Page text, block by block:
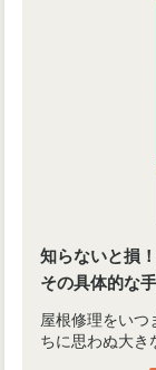
知らないと損
その具体的な
屋根修理をいつ
ちに思わぬ大き